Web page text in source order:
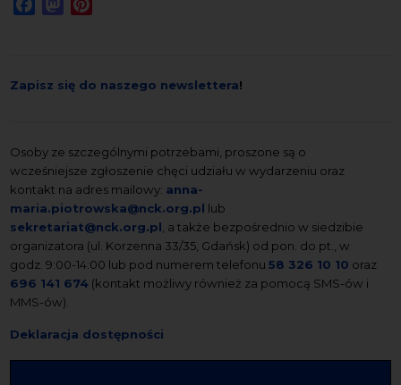
Zapisz się do naszego newslettera!
Osoby ze szczególnymi potrzebami, proszone są o
wcześniejsze zgłoszenie chęci udziału w wydarzeniu oraz
kontakt na adres mailowy: anna-
maria.piotrowska@nck.org.pl lub
sekretariat@nck.org.pl , a także bezpośrednio w siedzibie
organizatora (ul. Korzenna 33/35, Gdańsk) od pon. do pt., w
godz. 9:00-14:00 lub pod numerem telefonu58 326 10 10 oraz
696 141 674 (kontakt możliwy również za pomocą SMS-ów i
MMS-ów).
Deklaracja dostępności